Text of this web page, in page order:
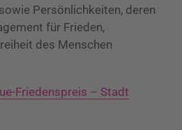
Persönlichkeiten, deren
für Frieden,
des Menschen
Friedenspreis – Stadt